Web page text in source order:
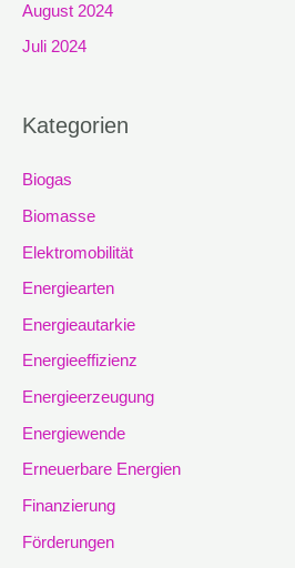
August 2024
Juli 2024
Kategorien
Biogas
Biomasse
Elektromobilität
Energiearten
Energieautarkie
Energieeffizienz
Energieerzeugung
Energiewende
Erneuerbare Energien
Finanzierung
Förderungen